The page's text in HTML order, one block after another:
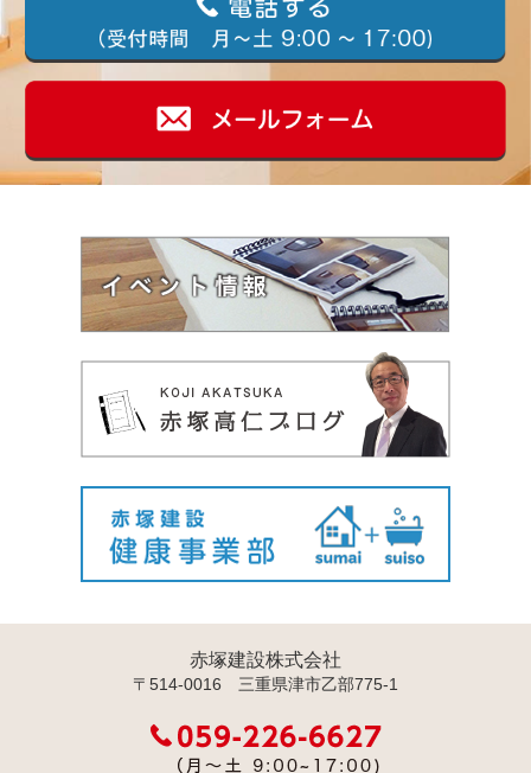
赤塚建設株式会社
〒514-0016 三重県津市乙部775-1